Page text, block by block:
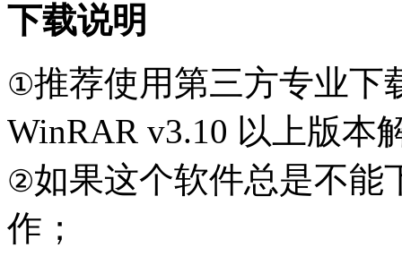
下载说明
①推荐使用第三方专业下
WinRAR v3.10 以上版本
②如果这个软件总是不能
作；